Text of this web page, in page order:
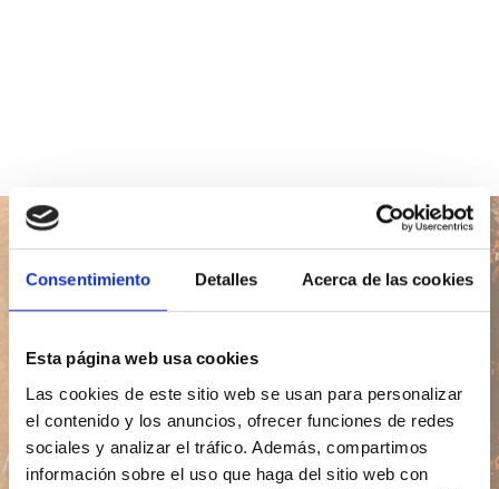
Consentimiento Detalles Acerca de las cookies
Esta página web usa cookies
Las cookies de este sitio web se usan para personalizar
el contenido y los anuncios, ofrecer funciones de redes
sociales y analizar el tráfico. Además, compartimos
información sobre el uso que haga del sitio web con
Ir